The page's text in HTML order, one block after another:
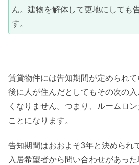
ん。建物を解体して更地にしても
す。
賃貸物件には告知期間が定められ
後に人が住んだとしてもその次の
くなりません。つまり、ルームロ
ことになります。
告知期間はおおよそ3年と決められ
入居希望者から問い合わせがあっ